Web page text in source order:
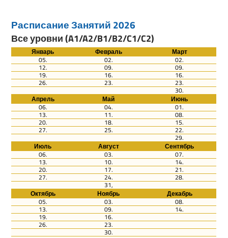
Расписание Занятий 2026
Все уровни (A1/A2/B1/B2/C1/C2)
Январь Февраль
Март
05.
02. 02.
12. 09. 09.
19. 16. 16.
26. 23. 23.
30.
Апрель
Май
Июнь
06.
04. 01.
13. 11. 08.
20. 18. 15.
27. 25. 22.
29.
Июль
Август
Сентябрь
06.
03. 07.
13. 10. 14.
20. 17. 21.
27. 24. 28.
31,
Октябрь
Ноябрь
Декабрь
05.
03. 08.
13. 09. 14.
19. 16.
26. 23.
30.